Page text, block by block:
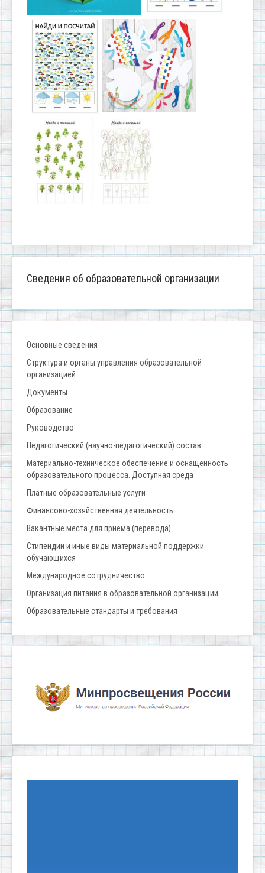
Сведения об образовательной организации
Основные сведения
Структура и органы управления образовательной
организацией
Документы
Образование
Руководство
Педагогический (научно-педагогический) состав
Материально-техническое обеспечение и оснащенность
образовательного процесса. Доступная среда
Платные образовательные услуги
Финансово-хозяйственная деятельность
Вакантные места для приёма (перевода)
Стипендии и иные виды материальной поддержки
обучающихся
Международное сотрудничество
Организация питания в образовательной организации
Образовательные стандарты и требования